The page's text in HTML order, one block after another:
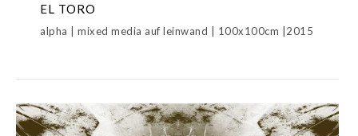
EL TORO
alpha | mixed media auf leinwand | 100x100cm |2015